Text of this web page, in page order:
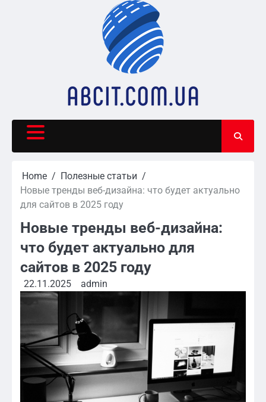
Home
Полезные статьи
Новые тренды веб-дизайна: что будет актуально
для сайтов в 2025 году
Новые тренды веб-дизайна:
что будет актуально для
сайтов в 2025 году
22.11.2025 admin